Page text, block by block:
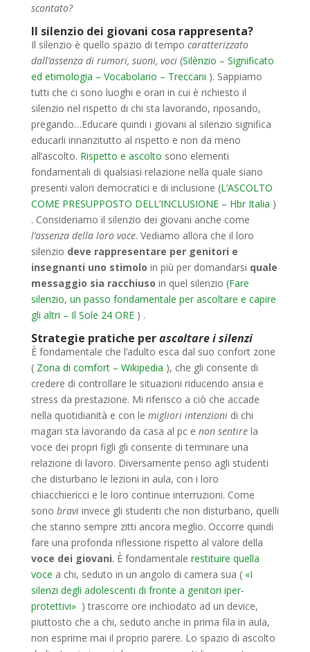
scontato?
Il silenzio dei giovani cosa rappresenta?
Il silenzio è quello spazio di tempo caratterizzato
dall’assenza di rumori, suoni, voci (Silènzio – Significato
ed etimologia – Vocabolario – Treccani ). Sappiamo
tutti che ci sono luoghi e orari in cui è richiesto il
silenzio nel rispetto di chi sta lavorando, riposando,
pregando…Educare quindi i giovani al silenzio significa
educarli innanzitutto al rispetto e non da meno
all’ascolto. Rispetto e ascolto sono elementi
fondamentali di qualsiasi relazione nella quale siano
presenti valori democratici e di inclusione (L’ASCOLTO
COME PRESUPPOSTO DELL’INCLUSIONE – Hbr Italia )
. Consideriamo il silenzio dei giovani anche come
l’assenza della loro voce. Vediamo allora che il loro
silenzio deve rappresentare per genitori e
insegnanti uno stimolo in più per domandarsi quale
messaggio sia racchiuso in quel silenzio (Fare
silenzio, un passo fondamentale per ascoltare e capire
gli altri – Il Sole 24 ORE) .
Strategie pratiche perascoltare i silenzi
È fondamentale che l’adulto esca dal suo confort zone
( Zona di comfort – Wikipedia ), che gli consente di
credere di controllare le situazioni riducendo ansia e
stress da prestazione. Mi riferisco a ciò che accade
nella quotidianità e con le migliori intenzionidi chi
magari sta lavorando da casa al pc e non sentirela
voce dei propri figli gli consente di terminare una
relazione di lavoro. Diversamente penso agli studenti
che disturbano le lezioni in aula, con i loro
chiacchiericci e le loro continue interruzioni. Come
sono braviinvece gli studenti che non disturbano, quelli
che stanno sempre zitti ancora meglio. Occorre quindi
fare una profonda riflessione rispetto al valore della
voce dei giovani. È fondamentale restituire quella
voce a chi, seduto in un angolo di camera sua ( «I
silenzi degli adolescenti di fronte a genitori iper-
protettivi»)trascorre ore inchiodato ad un device,
piuttosto che a chi, seduto anche in prima fila in aula,
non esprime mai il proprio parere. Lo spazio di ascolto